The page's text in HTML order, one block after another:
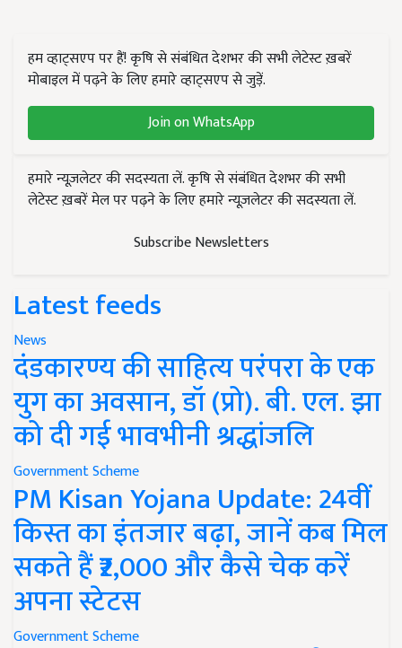
हम व्हाट्सएप पर हैं! कृषि से संबंधित देशभर की सभी लेटेस्ट ख़बरें
मोबाइल में पढ़ने के लिए हमारे व्हाट्सएप से जुड़ें.
Join on WhatsApp
हमारे न्यूज़लेटर की सदस्यता लें. कृषि से संबंधित देशभर की सभी
लेटेस्ट ख़बरें मेल पर पढ़ने के लिए हमारे न्यूज़लेटर की सदस्यता लें.
Subscribe Newsletters
Latest feeds
News
दंडकारण्य की साहित्य परंपरा के एक
युग का अवसान, डॉ (प्रो). बी. एल. झा
को दी गई भावभीनी श्रद्धांजलि
Government Scheme
PM Kisan Yojana Update: 24वीं
किस्त का इंतजार बढ़ा, जानें कब मिल
सकते हैं ₹2,000 और कैसे चेक करें
अपना स्टेटस
Government Scheme